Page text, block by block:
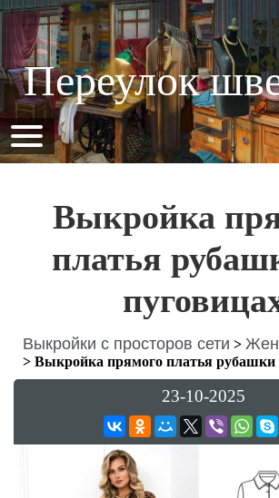
Переулок
Выкройка
платья
Выкройки с просторов сети >
> Выкройка прямого платья рубашки
23-10-2025